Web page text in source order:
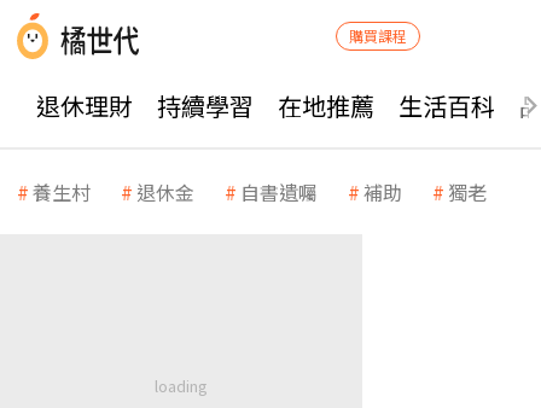
購買課程
退休理財 持續學習 在地推薦 生活百科
養生村 退休金 自書遺囑 補助 獨老